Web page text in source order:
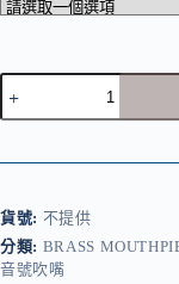
Tilz
Tuba
Mouthpiece
號
嘴
數
貨號: 不提供
分類: BRASS
音號吹嘴